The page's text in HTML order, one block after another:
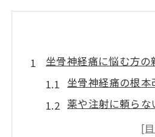
坐骨神経痛に悩む方の
坐骨神経痛の根
薬や注射に頼ら
坐骨神経痛を専